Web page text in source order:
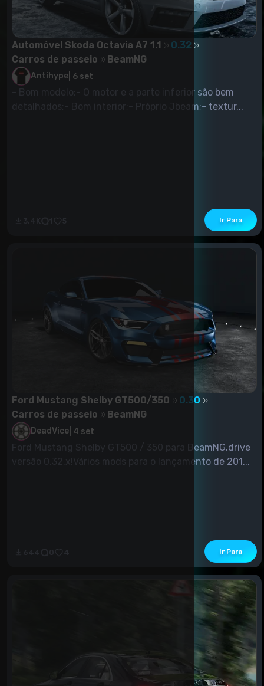
Automóvel Skoda Octavia A7 1.1
0.32
Carros de passeio
BeamNG
Antihype 6 set
- Bom modelo;- O motor e a parte inferior são bem
detalhados;- Bom interior;- Próprio Jbeam;- textur...
Ir Para
Ford Mustang Shelby GT500/350
0.30
Carros de passeio
BeamNG
DeadVice 4 set
Ford Mustang Shelby GT500 / 350 para BeamNG.drive
versão 0.32.x!Vários mods para o lançamento de 201...
Ir Para